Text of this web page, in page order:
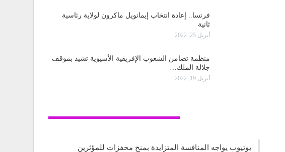
فرنسا.. إعادة انتخاب إيمانويل ماكرون لولاية رئاسية
ثانية
أبريل 25, 2022
منظمة تضامن الشعوب الإفريقية الأسيوية تشيد بموقف
جلالة الملك…
أبريل 19, 2022
يوتيوب يواجه المنافسة المتزايدة بمنح محفزات للمؤثرين